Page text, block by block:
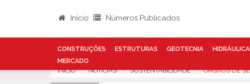
Início Números Publicados
CONSTRUÇÕES ESTRUTURAS GEOTECNIA HIDRÁULICA
MERCADO
INÍCIO NOTÍCIAS SUSTENTABILIDADE ÓRGÃOS DE